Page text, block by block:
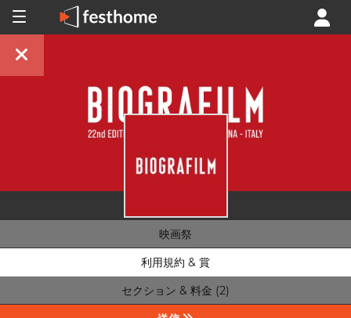
映画祭
利用規約 & 賞
セクション & 料金 (2)